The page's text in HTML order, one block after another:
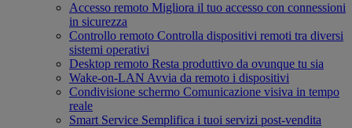
Accesso remoto Migliora il tuo accesso con connessioni
in sicurezza
Controllo remoto Controlla dispositivi remoti tra diversi
sistemi operativi
Desktop remoto Resta produttivo da ovunque tu sia
Wake-on-LAN Avvia da remoto i dispositivi
Condivisione schermo Comunicazione visiva in tempo
reale
Smart Service Semplifica i tuoi servizi post-vendita